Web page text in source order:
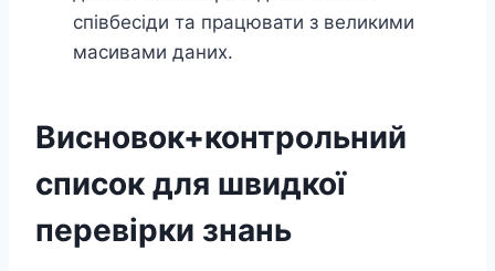
співбесіди та працювати з великими
масивами даних.
Висновок+контрольний
список для швидкої
перевірки знань